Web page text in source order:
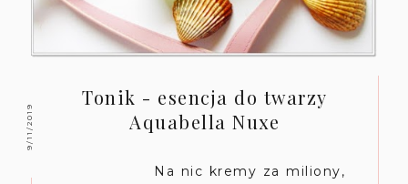
9/11/2019
Tonik - esencja do twarzy
Aquabella Nuxe
Na nic kremy za miliony,